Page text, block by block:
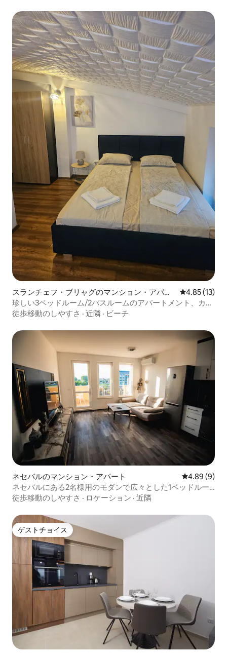
スランチェフ・ブリャグのマンション・アパー
ト
レビュー13
4.85 (13)
珍しい3ベッドルーム/2バスルームのアパートメント、カカ
オビーチ、8名様まで宿泊可能
徒歩移動のしやすさ · 近隣 · ビーチ
ネセバルのマンション・アパート レビュー9件
4.89 (9)
ネセバルにある2名様用のモダンで広々とした1ベッドルー
ムアパートメント
徒歩移動のしやすさ · ロケーション · 近隣
ゲストチョイス
ゲストチョイス